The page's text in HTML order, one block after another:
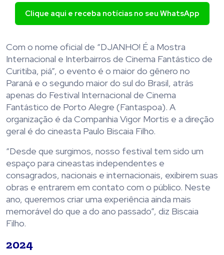
Clique aqui e receba notícias no seu WhatsApp
Com o nome oficial de “DJANHO! É a Mostra
Internacional e Interbairros de Cinema Fantástico de
Curitiba, piá”, o evento é o maior do gênero no
Paraná e o segundo maior do sul do Brasil, atrás
apenas do Festival Internacional de Cinema
Fantástico de Porto Alegre (Fantaspoa). A
organização é da Companhia Vigor Mortis e a direção
geral é do cineasta Paulo Biscaia Filho.
“Desde que surgimos, nosso festival tem sido um
espaço para cineastas independentes e
consagrados, nacionais e internacionais, exibirem suas
obras e entrarem em contato com o público. Neste
ano, queremos criar uma experiência ainda mais
memorável do que a do ano passado”, diz Biscaia
Filho.
2024